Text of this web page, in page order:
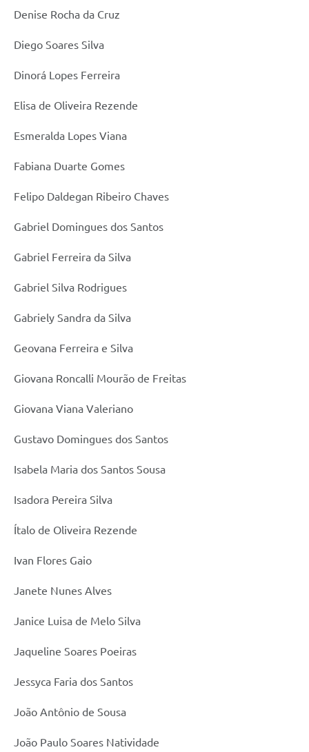
Denise Rocha da Cruz
Diego Soares Silva
Dinorá Lopes Ferreira
Elisa de Oliveira Rezende
Esmeralda Lopes Viana
Fabiana Duarte Gomes
Felipo Daldegan Ribeiro Chaves
Gabriel Domingues dos Santos
Gabriel Ferreira da Silva
Gabriel Silva Rodrigues
Gabriely Sandra da Silva
Geovana Ferreira e Silva
Giovana Roncalli Mourão de Freitas
Giovana Viana Valeriano
Gustavo Domingues dos Santos
Isabela Maria dos Santos Sousa
Isadora Pereira Silva
Ítalo de Oliveira Rezende
Ivan Flores Gaio
Janete Nunes Alves
Janice Luisa de Melo Silva
Jaqueline Soares Poeiras
Jessyca Faria dos Santos
João Antônio de Sousa
João Paulo Soares Natividade